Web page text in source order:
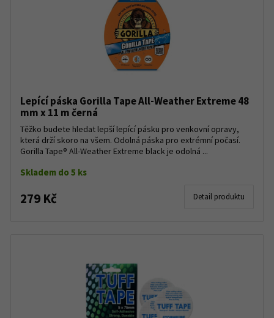
Lepící páska Gorilla Tape All-Weather Extreme 48
mm x 11 m černá
Těžko budete hledat lepší lepící pásku pro venkovní opravy,
která drží skoro na všem. Odolná páska pro extrémní počasí.
Gorilla Tape® All-Weather Extreme black je odolná ...
Skladem do 5 ks
279 Kč Detail produktu